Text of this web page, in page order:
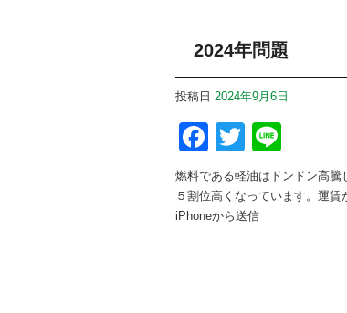
2024年問題
投稿日 2024年9月6日
Facebook
Twitter
燃料である軽油はドンドン高騰
５割位高くなっています。運賃
iPhoneから送信